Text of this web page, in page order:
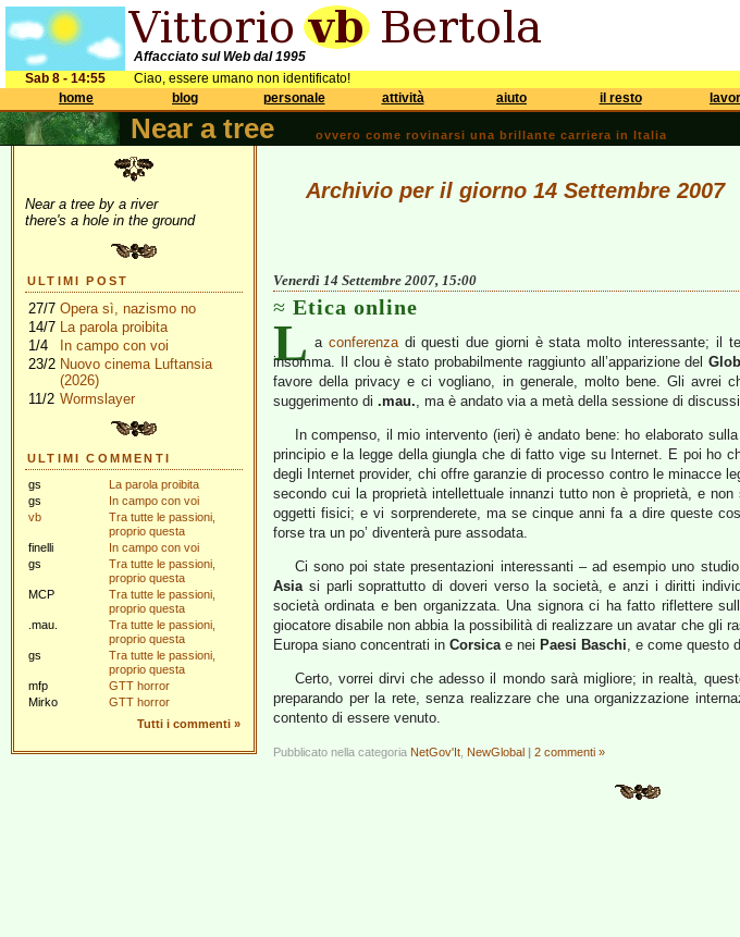
Affacciato sul Web dal 1995
Sab 8 - 14:55
Ciao, essere umano non identificato!
home
blog personale attività aiuto il resto
Near a tree ovvero come rovinarsi una brillante carriera in Italia
Near a tree by a river
there's a hole in the ground
ULTIMI POST
27/7 Opera sì, nazismo no
14/7 La parola proibita
1/4
In campo con voi
23/2 Nuovo cinema Luftansia
(2026)
11/2 Wormslayer
ULTIMI COMMENTI
gs
La parola proibita
gs
In campo con voi
vb
Tra tutte le passioni,
proprio questa
finelli
In campo con voi
gs
Tra tutte le passioni,
proprio questa
MCP
Tra tutte le passioni,
proprio questa
.mau.
Tra tutte le passioni,
proprio questa
gs
Tra tutte le passioni,
proprio questa
mfp
GTT horror
Mirko
GTT horror
Tutti i commenti »
Archivio per il giorno 14 Settembre 2007
Venerdì 14 Settembre 2007, 15:00
Etica online
L a conferenzadi questi due giorni è stata molto interessante; il
insomma. Il clou è stato probabilmente raggiunto all’apparizione del
favore della privacy e ci vogliano, in generale, molto bene. Gli avrei
suggerimento di .mau., ma è andato via a metà della sessione di
In compenso, il mio intervento (ieri) è andato bene: ho elaborato
principio e la legge della giungla che di fatto vige su Internet. E poi ho
degli Internet provider, chi offre garanzie di processo contro le minacce
secondo cui la proprietà intellettuale innanzi tutto non è proprietà, e
oggetti fisici; e vi sorprenderete, ma se cinque anni fa a dire queste
forse tra un po’ diventerà pure assodata.
Ci sono poi state presentazioni interessanti – ad esempio uno
Asiasi parli soprattutto di doveri verso la società, e anzi i diritti
società ordinata e ben organizzata. Una signora ci ha fatto riflettere
giocatore disabile non abbia la possibilità di realizzare un avatar che gli
Europa siano concentrati in Corsicae nei Paesi Baschi, e come questo
Certo, vorrei dirvi che adesso il mondo sarà migliore; in realtà,
preparando per la rete, senza realizzare che una organizzazione
contento di essere venuto.
Pubblicato nella categoria NetGov'It NewGlobal | 2 commenti »